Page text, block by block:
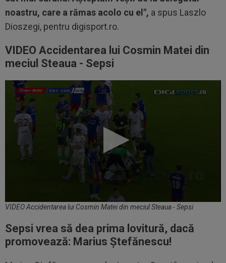
noastru, care a rămas acolo cu el", a spus Laszlo
Dioszegi, pentru digisport.ro.
VIDEO Accidentarea lui Cosmin Matei din
meciul Steaua - Sepsi
VIDEO Accidentarea lui Cosmin Matei din meciul Steaua - Sepsi
Sepsi vrea să dea prima lovitură, dacă
promovează: Marius Ștefănescu!